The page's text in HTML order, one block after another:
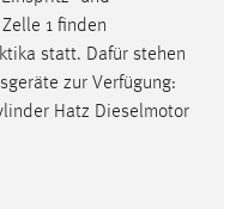
1 finden
statt. Dafür stehen
zur Verfügung:
Hatz Dieselmotor
mibew_locale, mibew-